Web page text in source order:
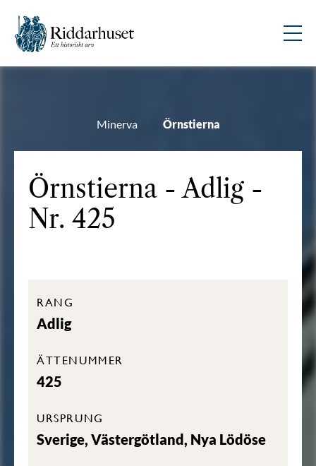
Minerva Örnstierna
Örnstierna - Adlig -
Nr. 425
RANG
Adlig
ÄTTENUMMER
425
URSPRUNG
Sverige, Västergötland, Nya Lödöse